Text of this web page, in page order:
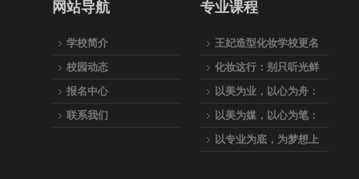
网站导航
学校简介
校园动态
报名中心
联系我们
专业课程
王妃造型化妆学校更名
为：拾妆舟美妆教育
化妆这行：别只听光鲜
的，听听真实的
以美为业，以心为舟：
拾妆舟美妆教育，专业
之路的起航站
以美为媒，以心为笔：
与我们一起，成为点亮
以专业为底，为梦想上